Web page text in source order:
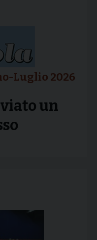
Luglio 2026
un